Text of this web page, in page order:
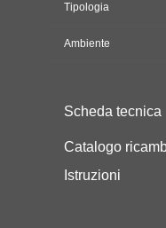
Tipologia
Ambiente
Scheda tecnica
Catalogo
Istruzioni